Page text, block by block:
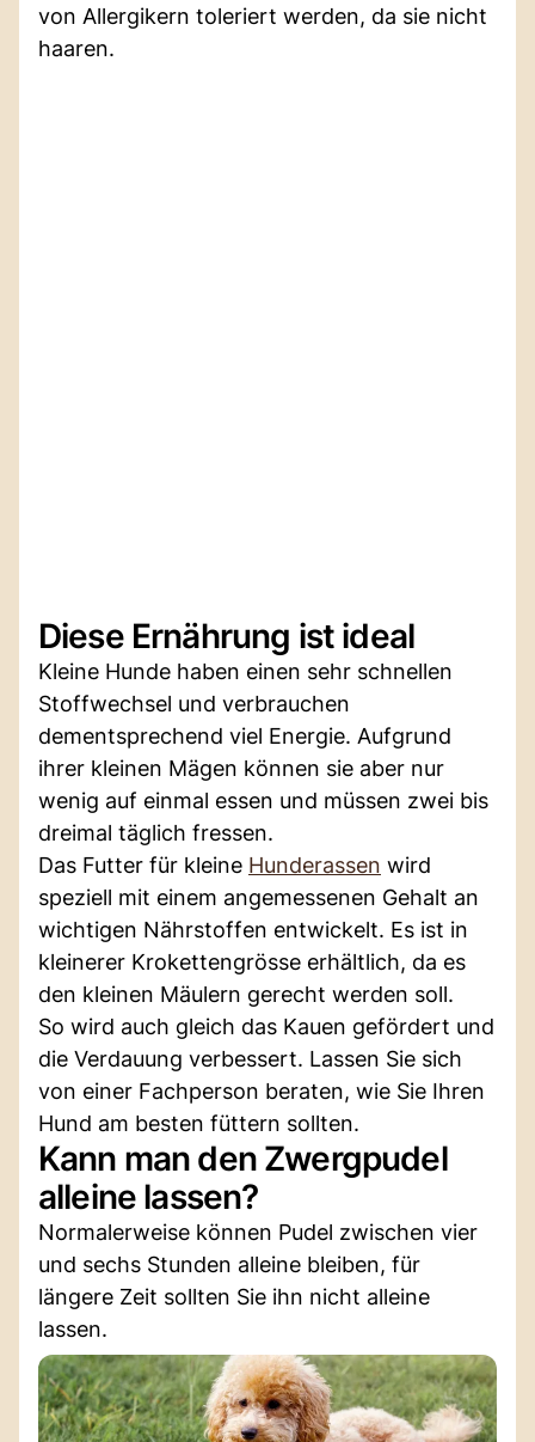
von Allergikern toleriert werden, da sie nicht
haaren.
Diese Ernährung ist ideal
Kleine Hunde haben einen sehr schnellen
Stoffwechsel und verbrauchen
dementsprechend viel Energie. Aufgrund
ihrer kleinen Mägen können sie aber nur
wenig auf einmal essen und müssen zwei bis
dreimal täglich fressen.
Das Futter für kleine Hunderassen wird
speziell mit einem angemessenen Gehalt an
wichtigen Nährstoffen entwickelt. Es ist in
kleinerer Krokettengrösse erhältlich, da es
den kleinen Mäulern gerecht werden soll.
So wird auch gleich das Kauen gefördert und
die Verdauung verbessert. Lassen Sie sich
von einer Fachperson beraten, wie Sie Ihren
Hund am besten füttern sollten.
Kann man den Zwergpudel
alleine lassen?
Normalerweise können Pudel zwischen vier
und sechs Stunden alleine bleiben, für
längere Zeit sollten Sie ihn nicht alleine
lassen.